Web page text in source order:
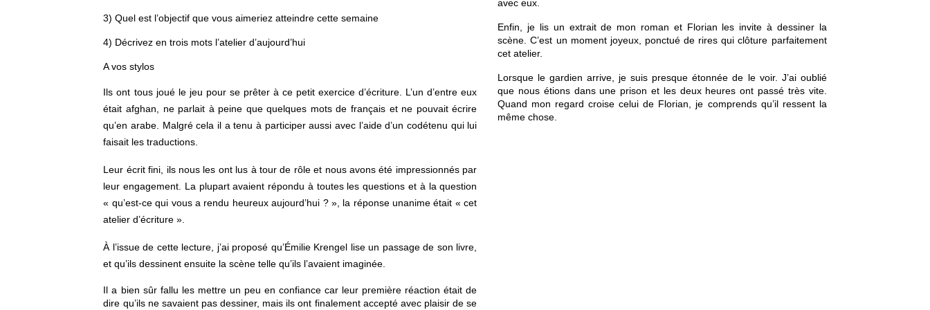
3) Quel est l’objectif que vous aimeriez atteindre cette semaine
4) Décrivez en trois mots l’atelier d’aujourd’hui
A vos stylos
Ils ont tous joué le jeu pour se prêter à ce petit exercice d’écriture. L’un d’entre eux
était afghan, ne parlait à peine que quelques mots de français et ne pouvait écrire
qu’en arabe. Malgré cela il a tenu à participer aussi avec l’aide d’un codétenu qui lui
faisait les traductions.
Leur écrit fini, ils nous les ont lus à tour de rôle et nous avons été impressionnés par
leur engagement. La plupart avaient répondu à toutes les questions et à la question
« qu’est-ce qui vous a rendu heureux aujourd’hui ? », la réponse unanime était « cet
atelier d’écriture ».
À l’issue de cette lecture, j’ai proposé qu’Émilie Krengel lise un passage de son livre,
et qu’ils dessinent ensuite la scène telle qu’ils l’avaient imaginée.
Il a bien sûr fallu les mettre un peu en confiance car leur première réaction était de
dire qu’ils ne savaient pas dessiner, mais ils ont finalement accepté avec plaisir de se
avec eux.
Enfin, je lis un extrait de mon roman et Florian les invite à dessiner la
scène. C’est un moment joyeux, ponctué de rires qui clôture parfaitement
cet atelier.
Lorsque le gardien arrive, je suis presque étonnée de le voir. J’ai oublié
que nous étions dans une prison et les deux heures ont passé très vite.
Quand mon regard croise celui de Florian, je comprends qu’il ressent la
même chose.